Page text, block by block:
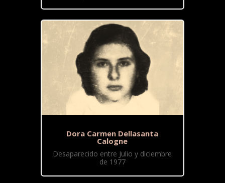
Dora Carmen Dellasanta
Calogne
Desaparecido entre Julio y diciembre
de 1977